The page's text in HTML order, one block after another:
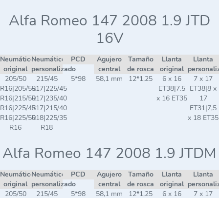
Alfa Romeo 147 2008 1.9 JTD
16V
Neumático
original
Neumático
personalizado
PCD
Agujero
central
Tamaño
de rosca
Llanta
original
Llanta
205/50
R16|205/55
R16|215/50
R16|225/45
R16|225/50
R16
215/45
R17|225/45
R17|235/40
R17|215/40
R18|225/35
R18
5*98 58,1 mm 12*1,25
6 x 16
ET38|7,5
x 16 ET35
7 x 17
ET38|8 x
17
ET31|7,5
x 18 ET35
Alfa Romeo 147 2008 1.9 JTDM
Neumático
original
Neumático
personalizado
PCD
Agujero
central
Tamaño
de rosca
Llanta
original
Llanta
205/50
215/45
5*98 58,1 mm 12*1,25
6 x 16
7 x 17